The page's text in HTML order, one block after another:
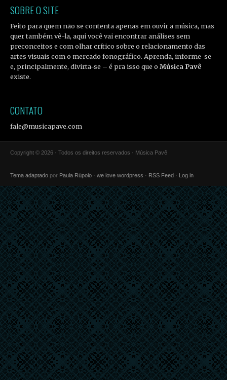
SOBRE O SITE
Feito para quem não se contenta apenas em ouvir a música, mas
quer também vê-la, aqui você vai encontrar análises sem
preconceitos e com olhar crítico sobre o relacionamento das
artes visuais com o mercado fonográfico. Aprenda, informe-se
e, principalmente, divirta-se – é pra isso que oMúsica Pavê
existe.
CONTATO
fale@musicapave.com
Copyright © 2026 · Todos os direitos reservados · Música Pavê
Tema adaptado por Paula Rúpolo · we love wordpress · RSS Feed · Log in